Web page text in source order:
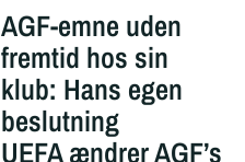
AGF-emne uden
fremtid hos sin
klub: Hans egen
beslutning
UEFA ændrer AGF’s